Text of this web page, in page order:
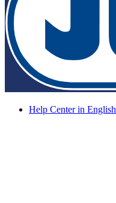
Help Center in English